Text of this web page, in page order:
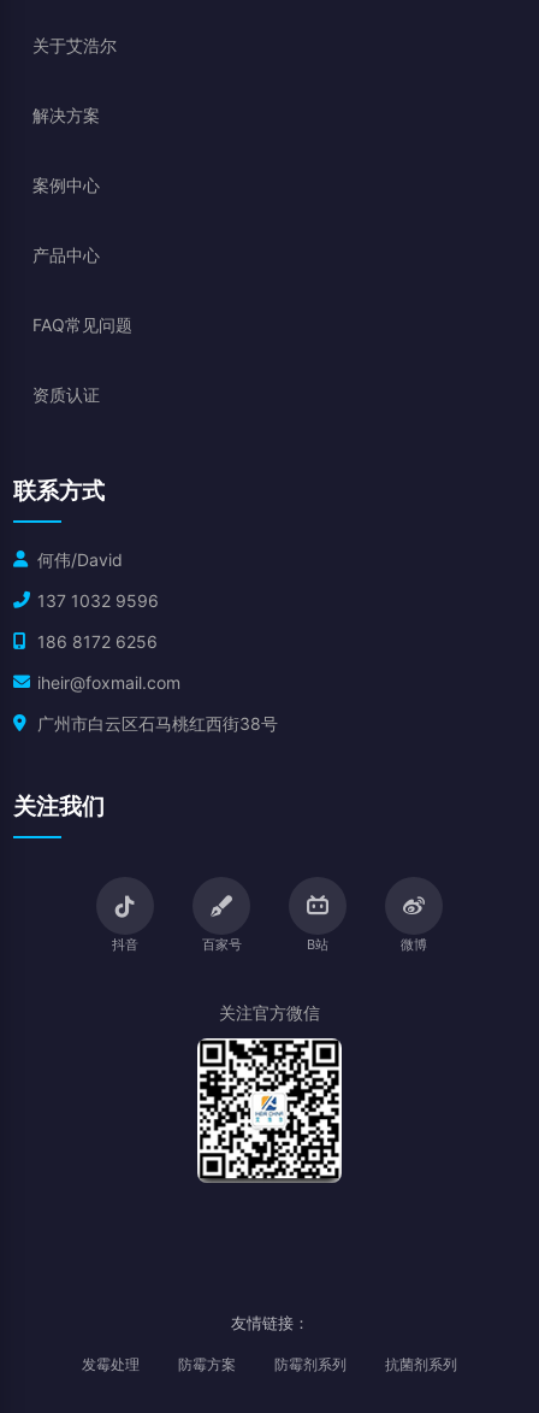
关于艾浩尔
解决方案
案例中心
产品中心
FAQ常见问题
资质认证
联系方式
何伟/David
137 1032 9596
186 8172 6256
iheir@foxmail.com
广州市白云区石马桃红西街38号
关注我们
抖音 百家号 B站 微博
关注官方微信
友情链接：
发霉处理 防霉方案 防霉剂系列 抗菌剂系列